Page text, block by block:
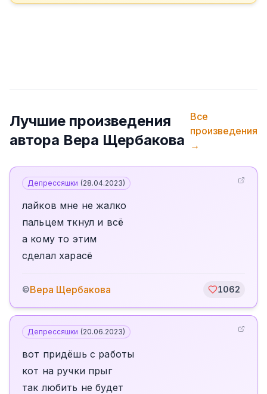
Лучшие произведения
автора Вера Щербакова
Все
произведения
→
Депрессяшки (28.04.2023)
лайков мне не жалко
пальцем ткнул и всё
а кому то этим
сделал харасё
©Вера Щербакова 1062
Депрессяшки (20.06.2023)
вот придёшь с работы
кот на ручки прыг
так любить не будет